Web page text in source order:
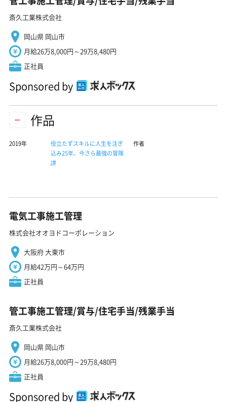
斎久工業株式会社
岡山県 岡山市
月給26万8,000円～29万8,480円
正社員
Sponsored by
作品
2019年
役立たずスキルに人生を注ぎ
込み25年、今さら最強の冒険
譚
作者
電気工事施工管理
株式会社オオヨドコーポレーション
大阪府 大東市
月給42万円～64万円
正社員
管工事施工管理/賞与/住宅手当/残業手当
斎久工業株式会社
岡山県 岡山市
月給26万8,000円～29万8,480円
正社員
Sponsored by